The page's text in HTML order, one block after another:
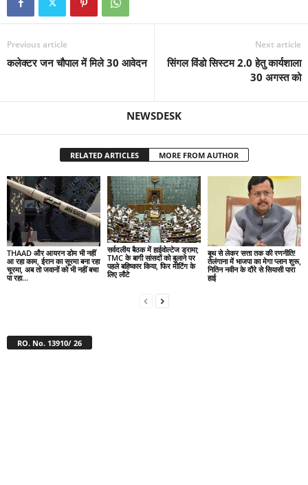
Previous article
कलेक्टर जन चौपाल में मिले 30 आवेदन
Next article
सिंगल विंडो सिस्टम 2.0 हेतु कार्यशाला
30 अगस्त को
NEWSDESK
RELATED ARTICLES MORE FROM AUTHOR
THAAD और आयरन डोम भी नहीं
आ रहा काम, ईरान का सूरमा बना रहा
चूरमा, अब तो जवानों को भी नहीं बचा
पा रहा...
सर्वदलीय बैठक में हाईवोल्टेज ड्रामा;
TMC के बागी सांसदों को बुलाने पर
पहले बहिष्कार किया, फिर मीटिंग के
लिए लौटे
बूथ से लेकर सत्ता तक की रणनीति!
तेलंगाना में भाजपा का मेगा प्लान शुरू,
नितिन नवीन के दौरे से सियासी पारा
हाई
RO. No. 13910/ 26